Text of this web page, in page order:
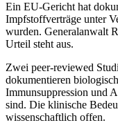
Ein EU-Gericht hat
Impfstoffverträge unter
wurden. Generalanwalt
Urteil steht aus.
Zwei peer-reviewed
dokumentieren
Immunsuppression und
sind. Die klinische
wissenschaftlich offen.